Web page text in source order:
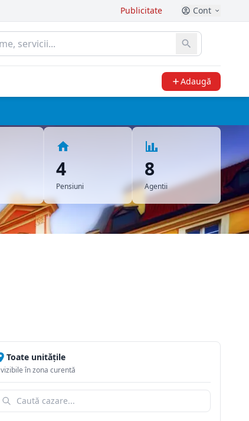
Publicitate Cont
Adaugă
4
Pensiuni
8
Agentii
Toate unitățile
vizibile în zona curentă